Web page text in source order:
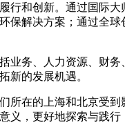
行和创新。通过国际
保解决方案；通过全
业务、人力资源、财
新的发展机遇。
所在的上海和北京受
义，更好地探索与践